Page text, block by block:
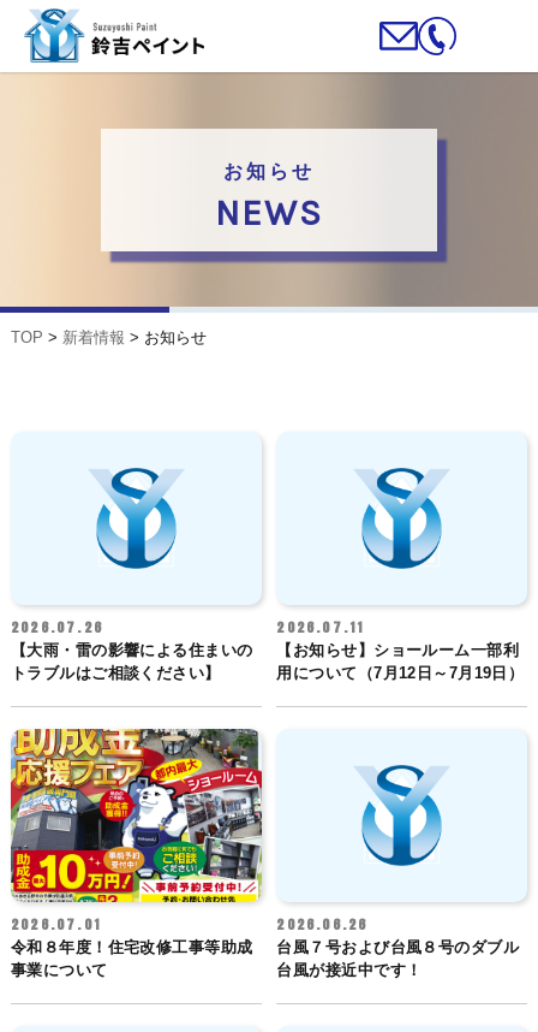
お知らせ
NEWS
TOP > 新着情報 > お知らせ
2026.07.26
【大雨・雷の影響による住まいの
トラブルはご相談ください】
2026.07.11
【お知らせ】ショールーム一部利
用について（7月12日～7月19日）
2026.07.01
令和８年度！住宅改修工事等助成
事業について
2026.06.26
台風７号および台風８号のダブル
台風が接近中です！